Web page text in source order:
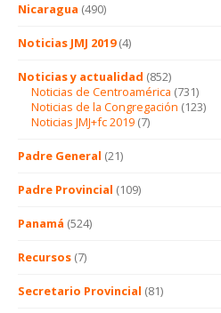
Nicaragua (490)
Noticias JMJ 2019(4)
Noticias y actualidad (852)
Noticias de Centroamérica (731)
Noticias de la Congregación (123)
Noticias JMJ+fc 2019 (7)
Padre General (21)
Padre Provincial (109)
Panamá (524)
Recursos (7)
Secretario Provincial (81)